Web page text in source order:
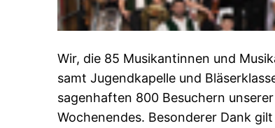
Wir, die 85 Musikantinnen und
samt Jugendkapelle und
sagenhaften 800 Besuchern
Wochenendes. Besonderer Dank